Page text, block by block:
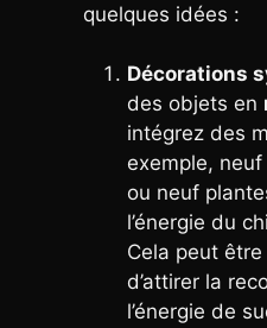
quelques idées :
Décorations
des objets en
intégrez des
exemple,
ou neuf
l’énergie du
Cela peut
d’attirer la
l’énergie de